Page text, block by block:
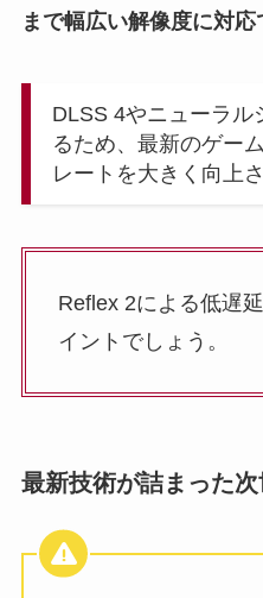
まで幅広い解像度に対応
DLSS 4やニューラル
るため、最新のゲー
レートを大きく向上
Reflex 2による低遅
イントでしょう。
最新技術が詰まった